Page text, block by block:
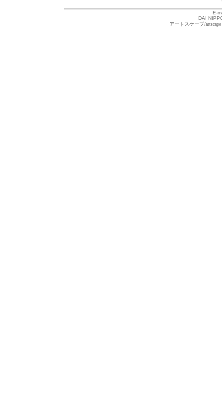
E-
DAI
アートスケープ/